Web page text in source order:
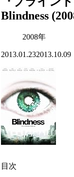
Blindness
2008年
2013.01.232013.10.09
目次